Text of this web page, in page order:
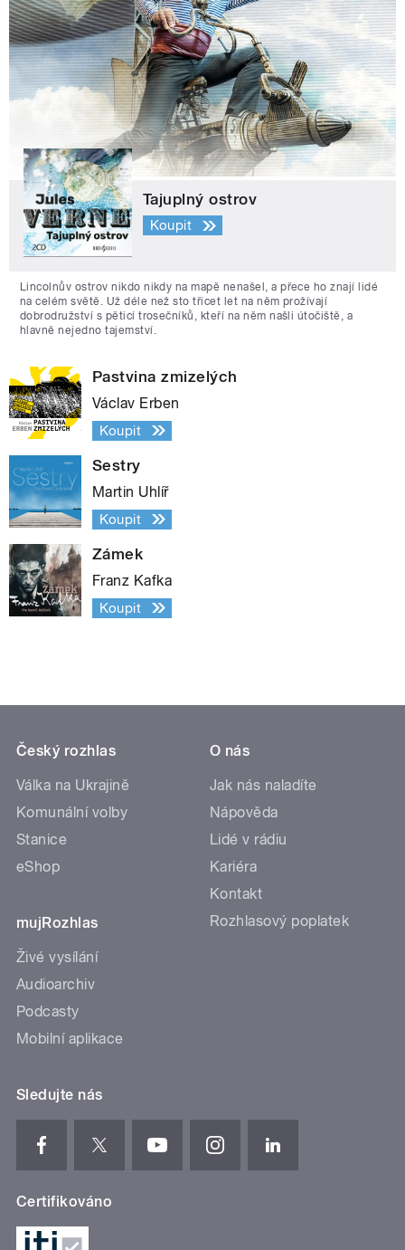
Tajuplný ostrov
Koupit
Lincolnův ostrov nikdo nikdy na mapě nenašel, a přece ho znají lidé
na celém světě. Už déle než sto třicet let na něm prožívají
dobrodružství s pěticí trosečníků, kteří na něm našli útočiště, a
hlavně nejedno tajemství.
Pastvina zmizelých
Václav Erben
Koupit
Sestry
Martin Uhlíř
Koupit
Zámek
Franz Kafka
Koupit
Český rozhlas
Válka na Ukrajině
Komunální volby
Stanice
eShop
mujRozhlas
Živé vysílání
Audioarchiv
Podcasty
Mobilní aplikace
O nás
Jak nás naladíte
Nápověda
Lidé v rádiu
Kariéra
Kontakt
Rozhlasový poplatek
Sledujte nás
Certifikováno